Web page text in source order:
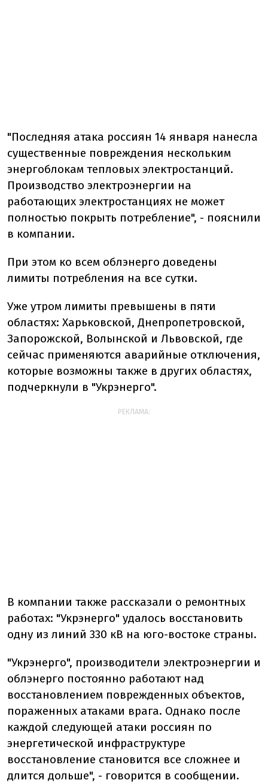
"Последняя атака россиян 14 января нанесла
существенные повреждения нескольким
энергоблокам тепловых электростанций.
Производство электроэнергии на
работающих электростанциях не может
полностью покрыть потребление", - пояснили
в компании.
При этом ко всем облэнерго доведены
лимиты потребления на все сутки.
Уже утром лимиты превышены в пяти
областях: Харьковской, Днепропетровской,
Запорожской, Волынской и Львовской, где
сейчас применяются аварийные отключения,
которые возможны также в других областях,
подчеркнули в "Укрэнерго".
РЕКЛАМА:
В компании также рассказали о ремонтных
работах: "Укрэнерго" удалось восстановить
одну из линий 330 кВ на юго-востоке страны.
"Укрэнерго", производители электроэнергии и
облэнерго постоянно работают над
восстановлением поврежденных объектов,
пораженных атаками врага. Однако после
каждой следующей атаки россиян по
энергетической инфраструктуре
восстановление становится все сложнее и
длится дольше", - говорится в сообщении.